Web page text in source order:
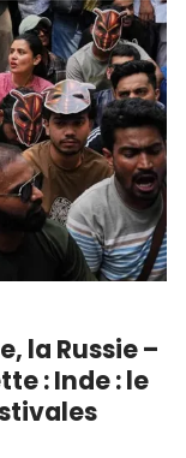
la Russie –
: Inde : le